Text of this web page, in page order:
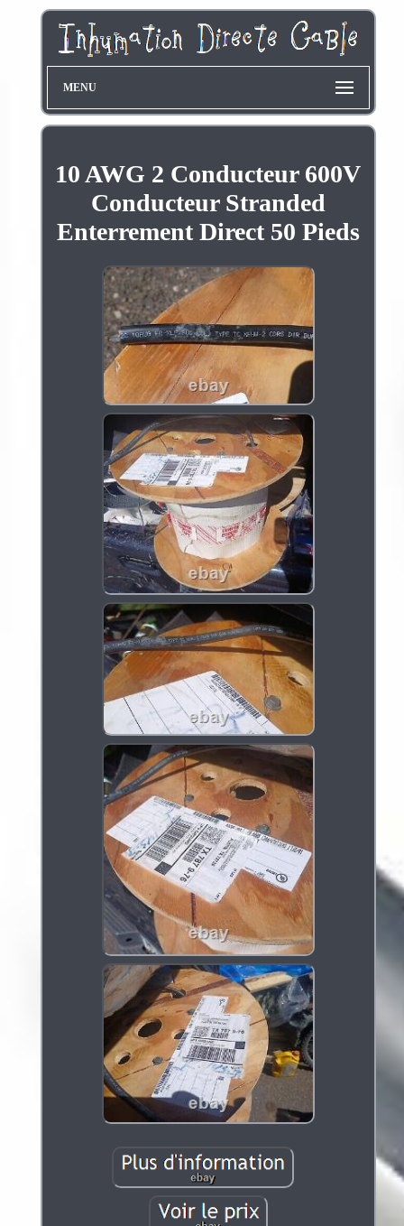
MENU
10 AWG 2 Conducteur 600V
Conducteur Stranded
Enterrement Direct 50 Pieds